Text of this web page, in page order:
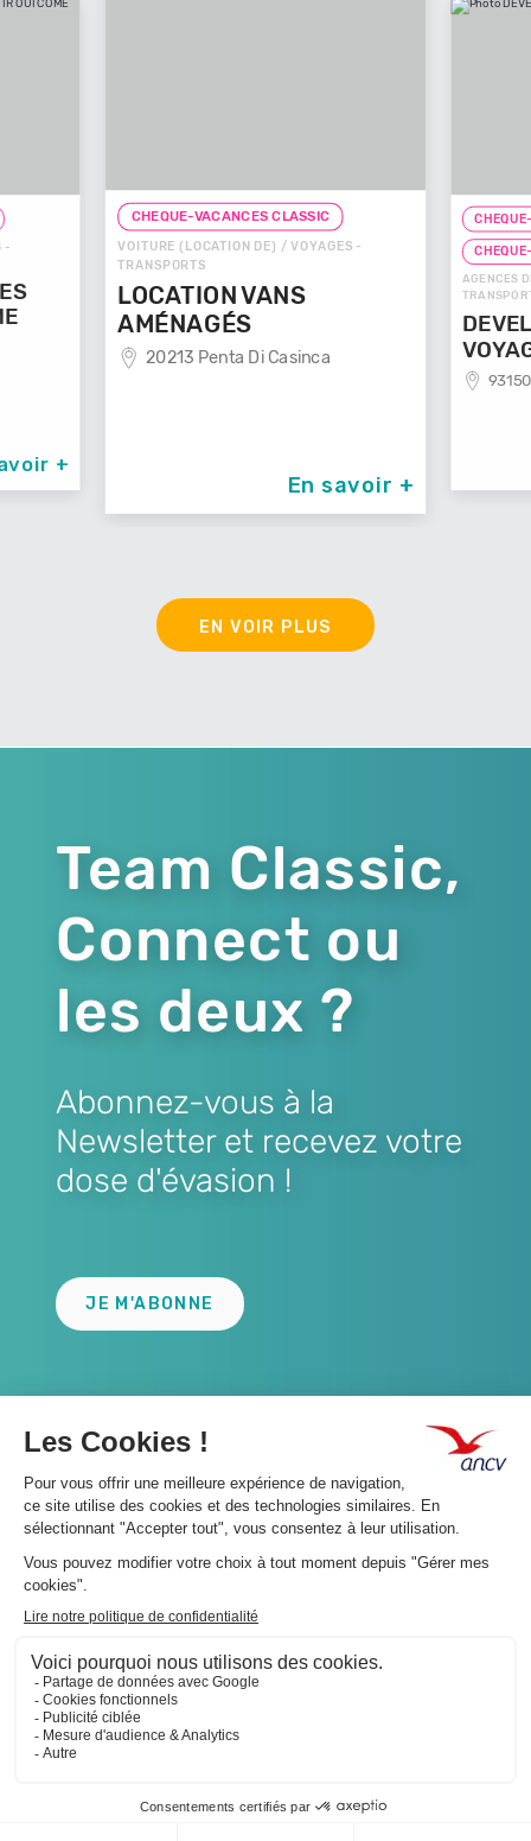
-
+
CHEQUE-VACANCES CLASSIC
VOITURE (LOCATION DE) / VOYAGES -
TRANSPORTS
LOCATION VANS
AMÉNAGÉS
20213 Penta Di Casinca
En savoir +
AGENCES
EN VOIR PLUS
Team Classic,
Connect ou
les deux ?
Abonnez-vous à la
Newsletter et recevez votre
dose d'évasion !
JE M'ABONNE
A propos 👇
Suivez-nous 👇
Infos légales 👇
Phishing : restez vigilants👇